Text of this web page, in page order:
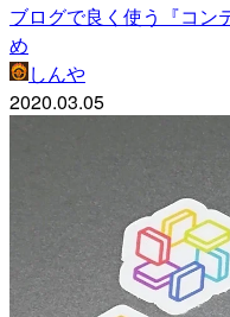
ブログで良く使う『コン
め
しんや
2020.03.05